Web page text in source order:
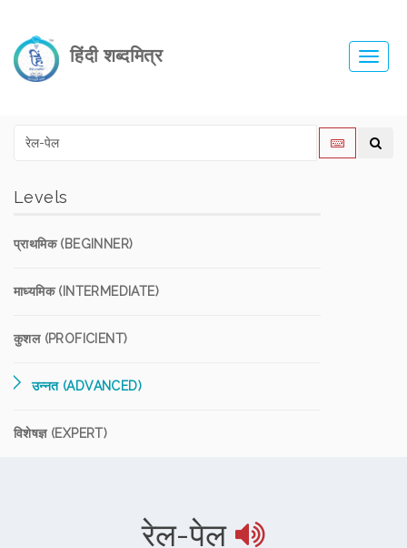
हिंदी शब्दमित्र
Levels
प्राथमिक (BEGINNER)
माध्यमिक (INTERMEDIATE)
कुशल (PROFICIENT)
उन्नत (ADVANCED)
विशेषज्ञ (EXPERT)
रेल-पेल